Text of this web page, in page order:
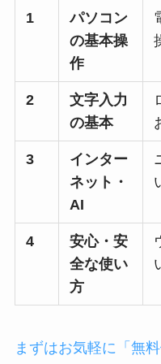
1
パソコン
の基本操
作
2
文字入力
の基本
3
インター
ネット・
AI
4
安心・安
全な使い
方
まずはお気軽に「無